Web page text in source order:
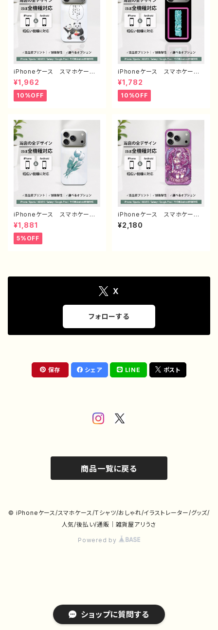
ショップに質問する
ッズ タイトル：ネモフィラ 作：
栞音 F-5
iPhoneケース スマホケー
ス 動物 イラスト ゆるか
わ 可愛い おもしろスマホケ
ース 面白いiPhoneケース
ユニーク ネタ系 ゆるい iP
lepixel 人気 イラストレータ
ー クリエイター 絵師 個性
的 Android アンドロイド
携帯 ハード ケース グッ
ズ スマホカバー アイフォンケ
ース 悪いことを言うパンダ
タイトル：ラーメンについて悪い
こと言うパンダ 子パンダ付
き 作：こさつね G-6
¥1,962
10%OFF
iPhoneケース スマホケー
ス シンプル おしゃれ 面白
い おもしろスマホケース ネ
タ系 エモい ほぼ 全機種対
応 メンズ iPhone15/14/13/
oid アンドロイド おすす
め 個性的 人気 イラストレ
ーター 絵師 クリエイター
オリジナル デザイン グッ
ズ タイトル：脱法寿司 作：ん
ごミック G-6
¥1,782
10%OFF
iPhoneケース スマホケー
ス イラスト おしゃれ 花
柄 エモい レディース AQU
OS sense 2 3 4 5 iPhone1
5/14/13/12/11 Xperia Goo
¥1,881
5%OFF
iPhoneケース スマホケー
ス イラスト 可愛い女の子
かっこいい女子 おしゃれ服
ト 生足 フード パーカー
個性的 おすすめ 人気 イラ
イトル：メデューサ 作：nero
¥2,180
X
フォローする
保存 シェア LINE ポスト
商品一覧に戻る
© iPhoneケース/スマホケース/Tシャツ/おしゃれ/イラストレーター/グッズ/
人気/後払い/通販｜雑貨屋アリうさ
Powered by